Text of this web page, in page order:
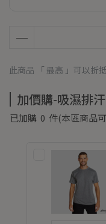
此商品 「 最高 」可以折
加價購-吸濕排汗
已加購 0 件(本區商品